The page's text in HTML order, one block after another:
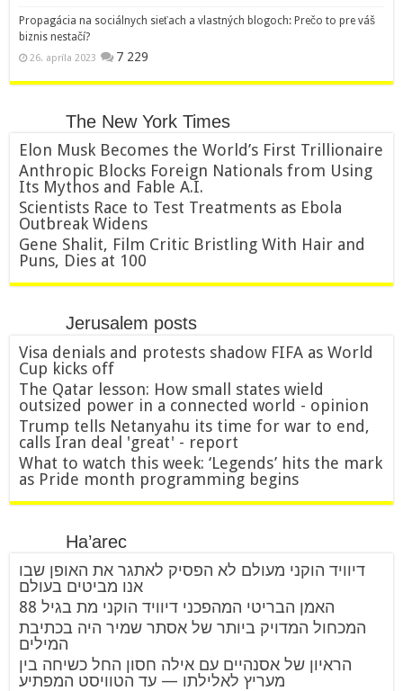
Propagácia na sociálnych sieťach a vlastných blogoch: Prečo to pre váš
biznis nestačí?
26. apríla 2023 7 229
The New York Times
Elon Musk Becomes the World’s First Trillionaire
Anthropic Blocks Foreign Nationals from Using
Its Mythos and Fable A.I.
Scientists Race to Test Treatments as Ebola
Outbreak Widens
Gene Shalit, Film Critic Bristling With Hair and
Puns, Dies at 100
Jerusalem posts
Visa denials and protests shadow FIFA as World
Cup kicks off
The Qatar lesson: How small states wield
outsized power in a connected world - opinion
Trump tells Netanyahu its time for war to end,
calls Iran deal 'great' - report
What to watch this week: ‘Legends’ hits the mark
as Pride month programming begins
Ha’arec
דיוויד הוקני מעולם לא הפסיק לאתגר את האופן שבו
אנו מביטים בעולם
האמן הבריטי המהפכני דיוויד הוקני מת בגיל 88
המכחול המדויק ביותר של אסתר שמיר היה בכתיבת
המילים
הראיון של אסנהיים עם אילה חסון החל כשיחה בין
מעריץ לאלילתו — עד הטוויסט המפתיע